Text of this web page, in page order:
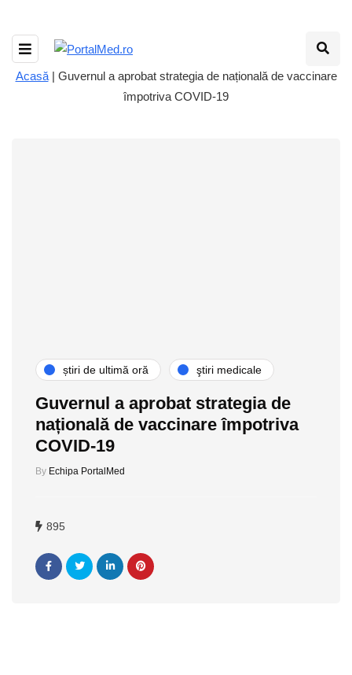
Acasă| Guvernul a aprobat strategia de națională de vaccinare
împotriva COVID-19
știri de ultimă oră ştiri medicale
Guvernul a aprobat strategia de
națională de vaccinare împotriva
COVID-19
By Echipa PortalMed
895